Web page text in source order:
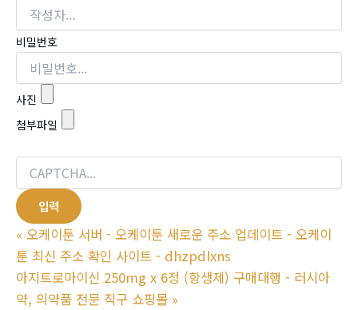
비밀번호
사진
첨부파일
« 오케이툰 서버 - 오케이툰 새로운 주소 업데이트 - 오케이
툰 최신 주소 확인 사이트 - dhzpdlxns
아지트로마이신 250mg x 6정 (항생제) 구매대행 - 러시아
약, 의약품 전문 직구 쇼핑몰 »